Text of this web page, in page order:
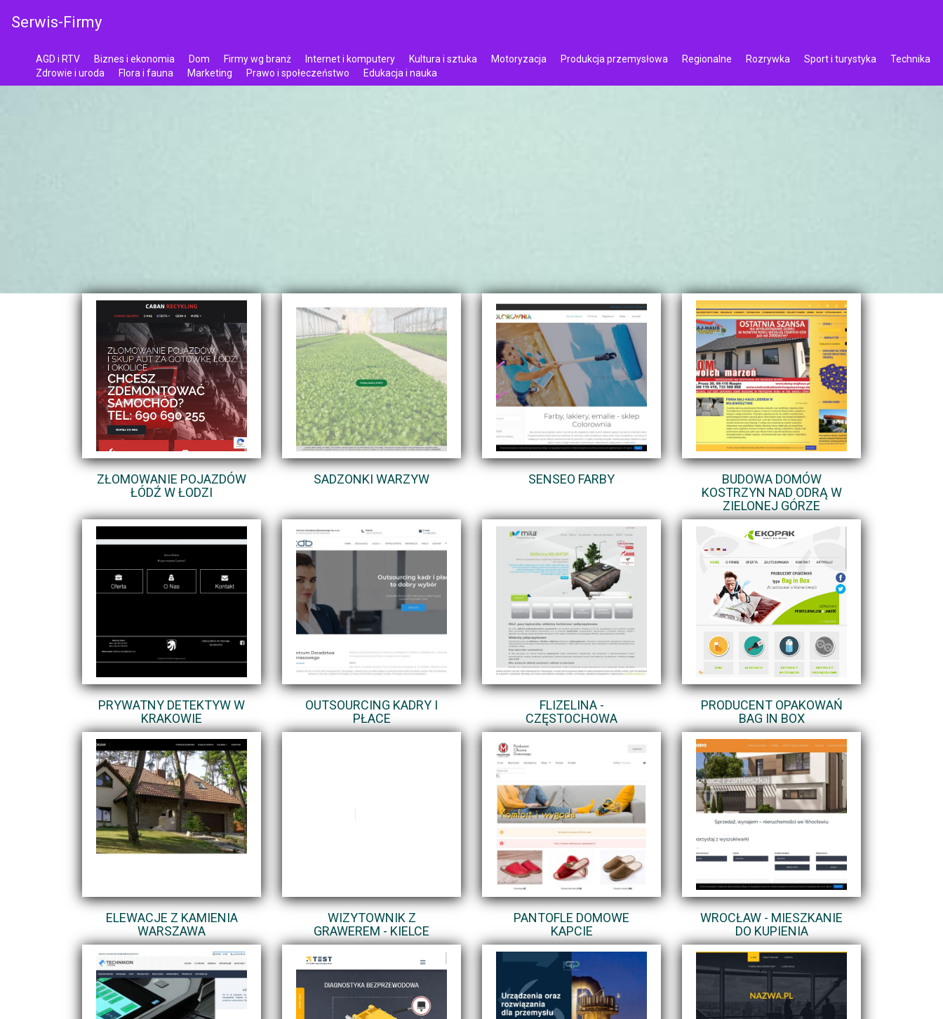
Serwis-Firmy
AGD i RTV Biznes i ekonomia Dom Firmy wg branż Internet i komputery Kultura i sztuka Motoryzacja Produkcja przemysłowa Regionalne Rozrywka Sport i turystyka
Technika
Zdrowie i uroda
Flora i fauna Marketing Prawo i społeczeństwo Edukacja i nauka
ZŁOMOWANIE POJAZDÓW
ŁÓDŹ W ŁODZI
SADZONKI WARZYW SENSEO FARBY
BUDOWA DOMÓW
KOSTRZYN NAD ODRĄ W
ZIELONEJ GÓRZE
PRYWATNY DETEKTYW W
KRAKOWIE
OUTSOURCING KADRY I
PŁACE
FLIZELINA -
CZĘSTOCHOWA
PRODUCENT OPAKOWAŃ
BAG IN BOX
ELEWACJE Z KAMIENIA
WARSZAWA
WIZYTOWNIK Z
GRAWEREM - KIELCE
PANTOFLE DOMOWE
KAPCIE
WROCŁAW - MIESZKANIE
DO KUPIENIA